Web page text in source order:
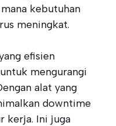
kebutuhan
meningkat.
efisien
mengurangi
alat yang
downtime
kerja. Ini juga